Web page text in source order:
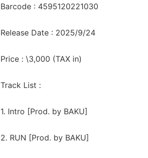
Barcode : 4595120221030
Release Date : 2025/9/24
Price : \3,000 (TAX in)
Track List :
1. Intro [Prod. by BAKU]
2. RUN [Prod. by BAKU]